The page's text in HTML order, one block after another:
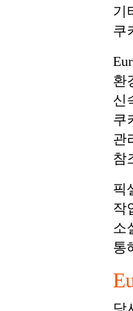
기
쿠
환
신
쿠
관
참
픽
작
소
통